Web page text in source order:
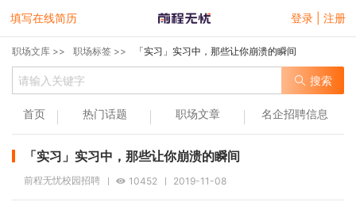
填写在线简历 登录 | 注册
职场文库 >> 职场标签 >> 「实习」实习中，那些让你崩溃的瞬间
搜索
首页 热门话题 职场文章 名企招聘信息
「实习」实习中，那些让你崩溃的瞬间
前程无忧校园招聘 10452 2019-11-08